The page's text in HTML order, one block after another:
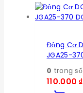
Động Cơ
JGA25-
0 trong
110.000 ₫